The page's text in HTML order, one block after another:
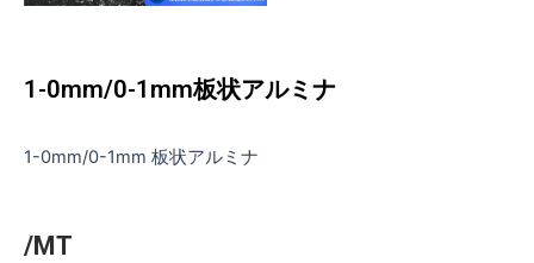
1-0mm/0-1mm板状アルミナ
1-0mm/0-1mm 板状アルミナ
/MT